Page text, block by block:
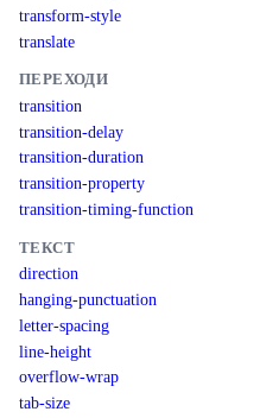
transform-style
translate
ПЕРЕХОДИ
transition
transition-delay
transition-duration
transition-property
transition-timing-function
ТЕКСТ
direction
hanging-punctuation
letter-spacing
line-height
overflow-wrap
tab-size